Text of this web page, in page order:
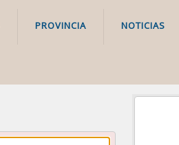
PROVINCIA NOTICIAS